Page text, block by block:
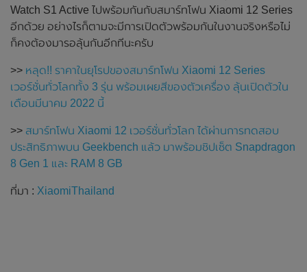
Watch S1 Active ไปพร้อมกันกับสมาร์ทโฟน Xiaomi 12 Series
อีกด้วย อย่างไรก็ตามจะมีการเปิดตัวพร้อมกันในงานจริงหรือไม่
ก็คงต้องมารอลุ้นกันอีกทีนะครับ
>> หลุด!! ราคาในยุโรปของสมาร์ทโฟน Xiaomi 12 Series
เวอร์ชั่นทั่วโลกทั้ง 3 รุ่น พร้อมเผยสีของตัวเครื่อง ลุ้นเปิดตัวใน
เดือนมีนาคม 2022 นี้
>> สมาร์ทโฟน Xiaomi 12 เวอร์ชั่นทั่วโลก ได้ผ่านการทดสอบ
ประสิทธิภาพบน Geekbench แล้ว มาพร้อมชิปเซ็ต Snapdragon
8 Gen 1 และ RAM 8 GB
ที่มา : XiaomiThailand